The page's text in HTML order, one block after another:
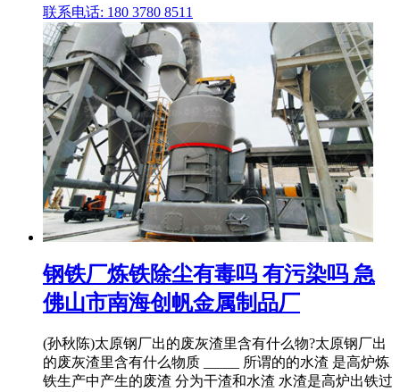
联系电话: 180 3780 8511
钢铁厂炼铁除尘有毒吗 有污染吗 急
佛山市南海创帆金属制品厂
(孙秋陈)太原钢厂出的废灰渣里含有什么物?太原钢厂出
的废灰渣里含有什么物质 _____ 所谓的的水渣 是高炉炼
铁生产中产生的废渣 分为干渣和水渣 水渣是高炉出铁过